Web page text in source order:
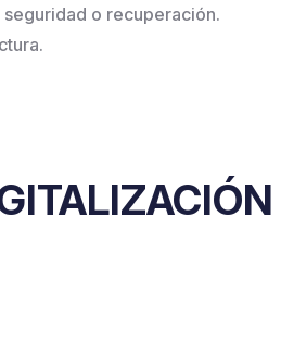
o recuperación.